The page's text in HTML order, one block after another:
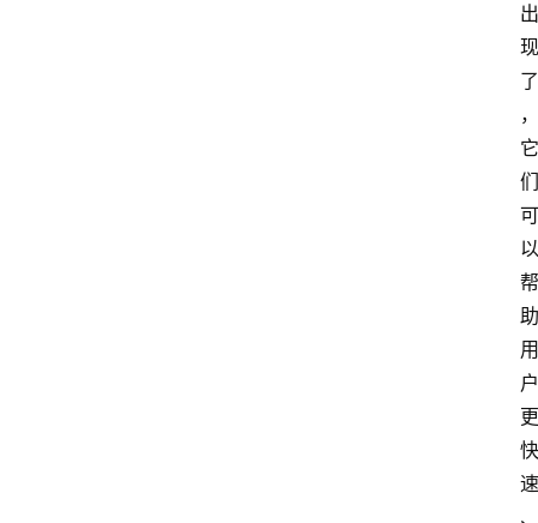
出
现
了
，
它
们
可
以
帮
助
用
户
更
快
速
、